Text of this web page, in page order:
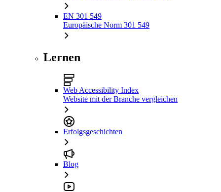
EN 301 549
Europäische Norm 301 549
Lernen
Web Accessibility Index
Website mit der Branche vergleichen
Erfolgsgeschichten
Blog